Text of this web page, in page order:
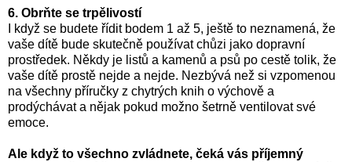
6. Obrňte se trpělivostí
I když se budete řídit bodem 1 až 5, ještě to neznamená, že
vaše dítě bude skutečně používat chůzi jako dopravní
prostředek. Někdy je listů a kamenů a psů po cestě tolik, že
vaše dítě prostě nejde a nejde. Nezbývá než si vzpomenou
na všechny příručky z chytrých knih o výchově a
prodýchávat a nějak pokud možno šetrně ventilovat své
emoce.
Ale když to všechno zvládnete, čeká vás příjemný